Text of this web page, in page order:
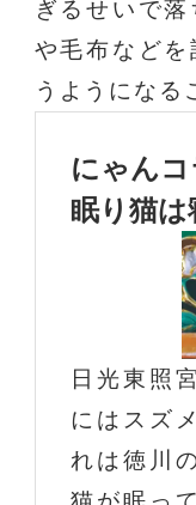
ぎるせいで
や毛布など
うようになる
にゃん
眠り猫は
日光東照
にはスズ
れは徳川